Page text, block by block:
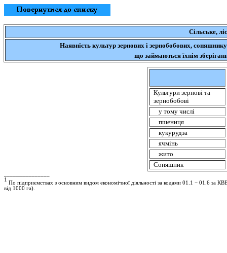
Сільське,
Наявність культур зернових і зернобобових,
що займаються їхнім
Культури зернові та
зернобобові
у тому числі
пшениця
кукурудза
ячмінь
жито
Соняшник
1
По підприємствах з основним видом економічної діяльності за кодами 01.1 − 01.6 за
від 1000 га).